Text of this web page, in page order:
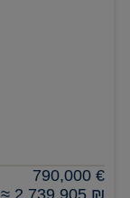
790,000 €
≈ 2,739,905 ₪